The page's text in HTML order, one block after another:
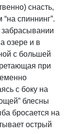
снасть,
спиннинг”.
озере и в
с большей
при
с боку на
блесны
бросается на
острый